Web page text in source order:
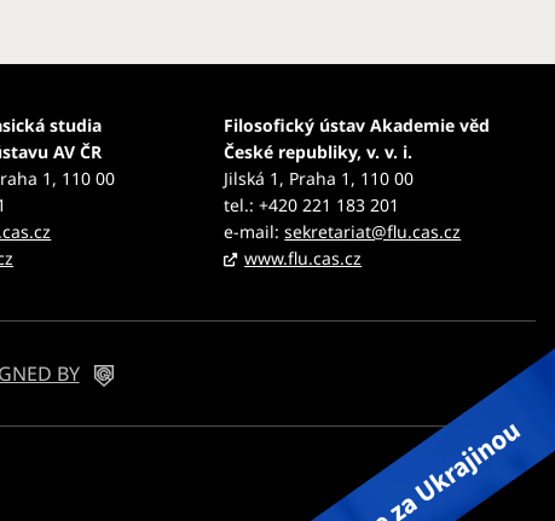
studia
AV ČR
1, 110 00
Filosofický ústav Akademie věd
České republiky, v. v. i.
Jilská 1, Praha 1, 110 00
tel.: +420 221 183 201
e-mail:sekretariat@flu.cas.cz
www.flu.cas.cz
BY